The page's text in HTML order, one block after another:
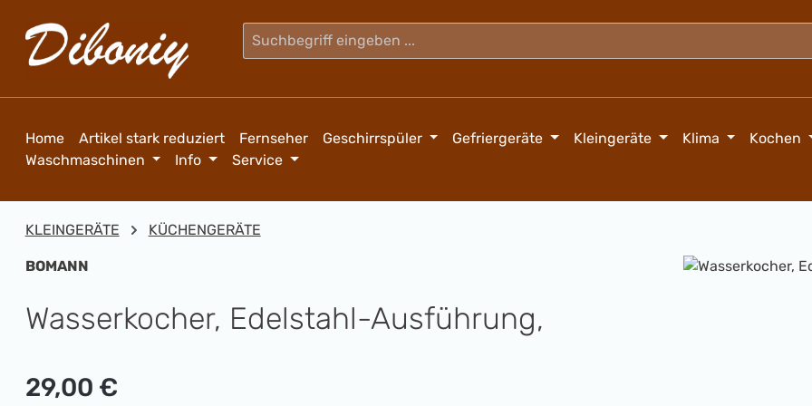
Hauptinhalt springen
Zur Suche springen
Zur Hauptnavigation springen
Home Artikel stark reduziert Fernseher Geschirrspüler Gefriergeräte Kleingeräte Klima Kochen
Waschmaschinen
Info Service
KLEINGERÄTE KÜCHENGERÄTE
Bildergalerie überspringen
BOMANN
Wasserkocher, Edelstahl-Ausführung,
Regulärer Preis:
29,00 €